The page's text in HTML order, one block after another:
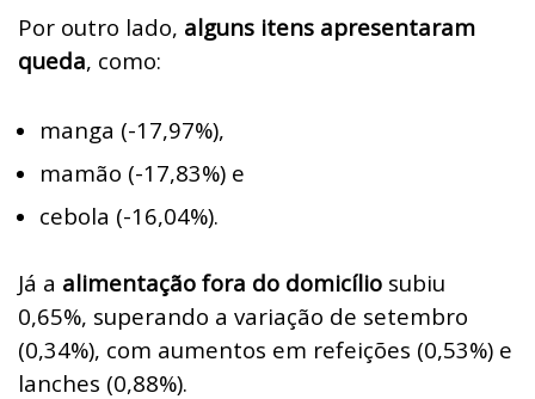
Por outro lado, alguns itens apresentaram
queda, como:
manga (-17,97%),
mamão (-17,83%) e
cebola (-16,04%).
Já a alimentação fora do domicílio subiu
0,65%, superando a variação de setembro
(0,34%), com aumentos em refeições (0,53%) e
lanches (0,88%).